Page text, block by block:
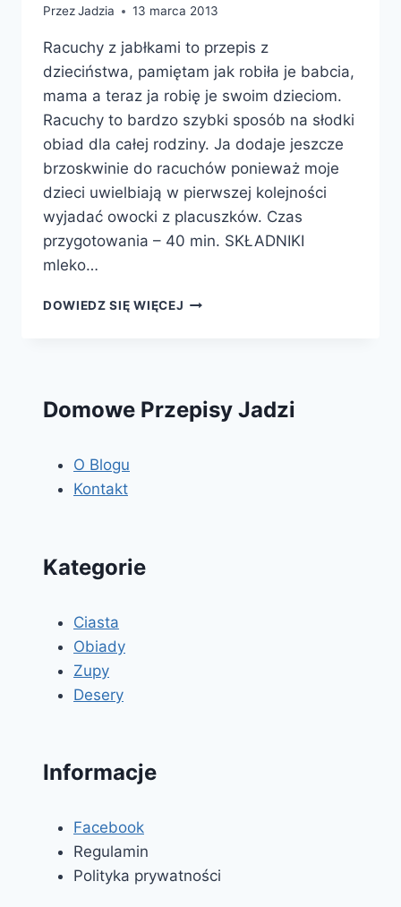
PrzezJadzia 13 marca 2013
Racuchy z jabłkami to przepis z
dzieciństwa, pamiętam jak robiła je babcia,
mama a teraz ja robię je swoim dzieciom.
Racuchy to bardzo szybki sposób na słodki
obiad dla całej rodziny. Ja dodaje jeszcze
brzoskwinie do racuchów ponieważ moje
dzieci uwielbiają w pierwszej kolejności
wyjadać owocki z placuszków. Czas
przygotowania – 40 min. SKŁADNIKI
mleko…
DOWIEDZ SIĘ WIĘCEJ RACUCHY
Domowe Przepisy Jadzi
O Blogu
Kontakt
Kategorie
Ciasta
Obiady
Zupy
Desery
Informacje
Facebook
Regulamin
Polityka prywatności